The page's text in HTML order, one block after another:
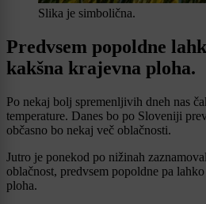
Slika je simbolična.
Predvsem popoldne
kakšna krajevna ploha.
Po nekaj bolj spremenljivih dneh nas
temperature. Danes bo po Sloveniji
občasno bo nekaj več oblačnosti.
Jutro je ponekod po nižinah
oblačnost, predvsem popoldne pa
ploha.